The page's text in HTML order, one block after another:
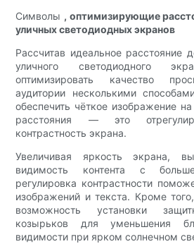
Символы , оптимизирующие
уличных светодиодных экранов
Рассчитав идеальное расстояние
уличного светодиодного
оптимизировать качество
аудитории несколькими
обеспечить чёткое изображение
расстояния — это
контрастность экрана.
Увеличивая яркость экрана,
видимость контента с
регулировка контрастности
изображений и текста. Кроме
возможность установки
козырьков для уменьшения
видимости при ярком солнечном